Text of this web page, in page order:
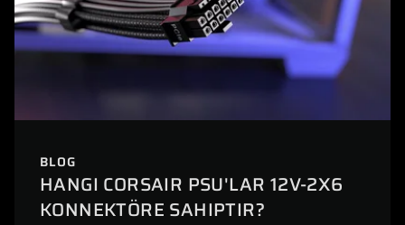
BLOG
HANGI CORSAIR PSU'LAR 12V-2X6
KONNEKTÖRE SAHIPTIR?